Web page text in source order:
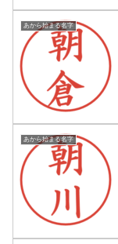
あから始まる名字
あから始まる名字